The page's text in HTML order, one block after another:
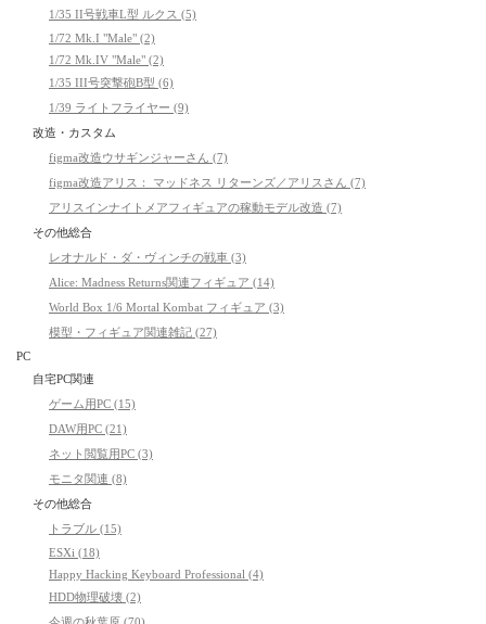
1/35 II号戦車L型 ルクス (5)
1/72 Mk.I "Male" (2)
1/72 Mk.IV "Male" (2)
1/35 III号突撃砲B型 (6)
1/39 ライトフライヤー (9)
改造・カスタム
figma改造ウサギンジャーさん (7)
figma改造アリス： マッドネス リターンズ／アリスさん (7)
アリスインナイトメアフィギュアの稼動モデル改造 (7)
その他総合
レオナルド・ダ・ヴィンチの戦車 (3)
Alice: Madness Returns関連フィギュア (14)
World Box 1/6 Mortal Kombat フィギュア (3)
模型・フィギュア関連雑記 (27)
PC
自宅PC関連
ゲーム用PC (15)
DAW用PC (21)
ネット閲覧用PC (3)
モニタ関連 (8)
その他総合
トラブル (15)
ESXi (18)
Happy Hacking Keyboard Professional (4)
HDD物理破壊 (2)